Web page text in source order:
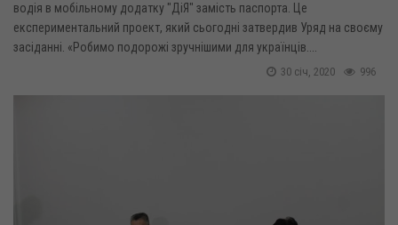
водія в мобільному додатку "ДіЯ" замість паспорта. Це
експериментальний проект, який сьогодні затвердив Уряд на своєму
засіданні. «Робимо подорожі зручнішими для українців....
996
30 січ, 2020